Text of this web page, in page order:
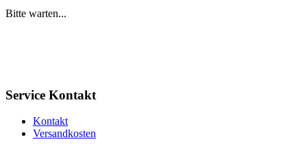
Bitte warten...
Service Kontakt
Kontakt
Versandkosten